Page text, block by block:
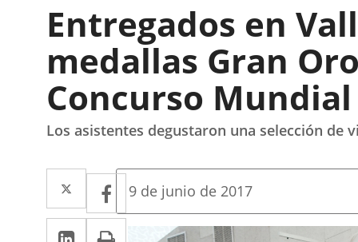
Valladolid
Entregados en
medallas Gran
Concurso
Los asistentes degustaron una selección
Twitter
Enlace
a
una
Facebook
Enlace
a
Linkedin
Enlace
Fecha
la
noticia
9 de junio de 2017